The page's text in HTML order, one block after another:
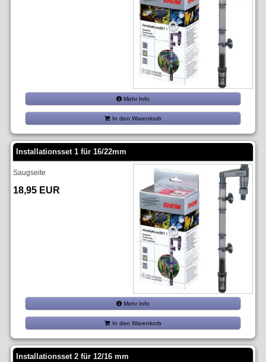
Mehr Info
In den Warenkorb
Installationsset 1 für 16/22mm
Saugseite
18,95 EUR
Mehr Info
In den Warenkorb
Installationsset 2 für 12/16 mm